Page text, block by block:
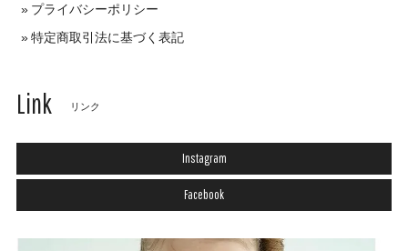
プライバシーポリシー
特定商取引法に基づく表記
Link リンク
Instagram
Facebook